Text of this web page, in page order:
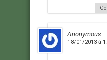
Anonymous
18/01/2013 à